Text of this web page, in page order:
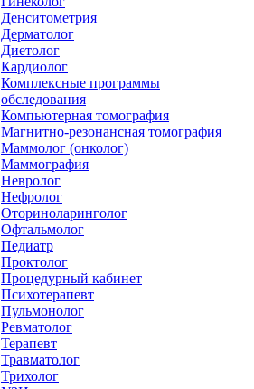
Денситометрия
Дерматолог
Диетолог
Кардиолог
Комплексные программы
обследования
Компьютерная томография
Магнитно-резонансная томография
Маммолог (онколог)
Маммография
Невролог
Нефролог
Оториноларинголог
Офтальмолог
Педиатр
Проктолог
Процедурный кабинет
Психотерапевт
Пульмонолог
Ревматолог
Терапевт
Травматолог
Трихолог